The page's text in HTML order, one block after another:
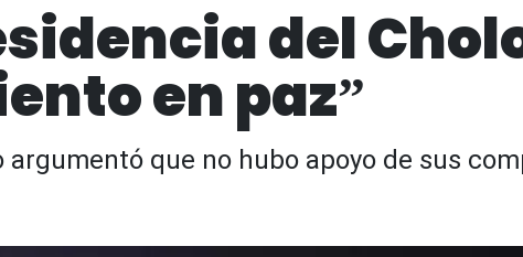
del
en paz”
que no hubo apoyo de sus